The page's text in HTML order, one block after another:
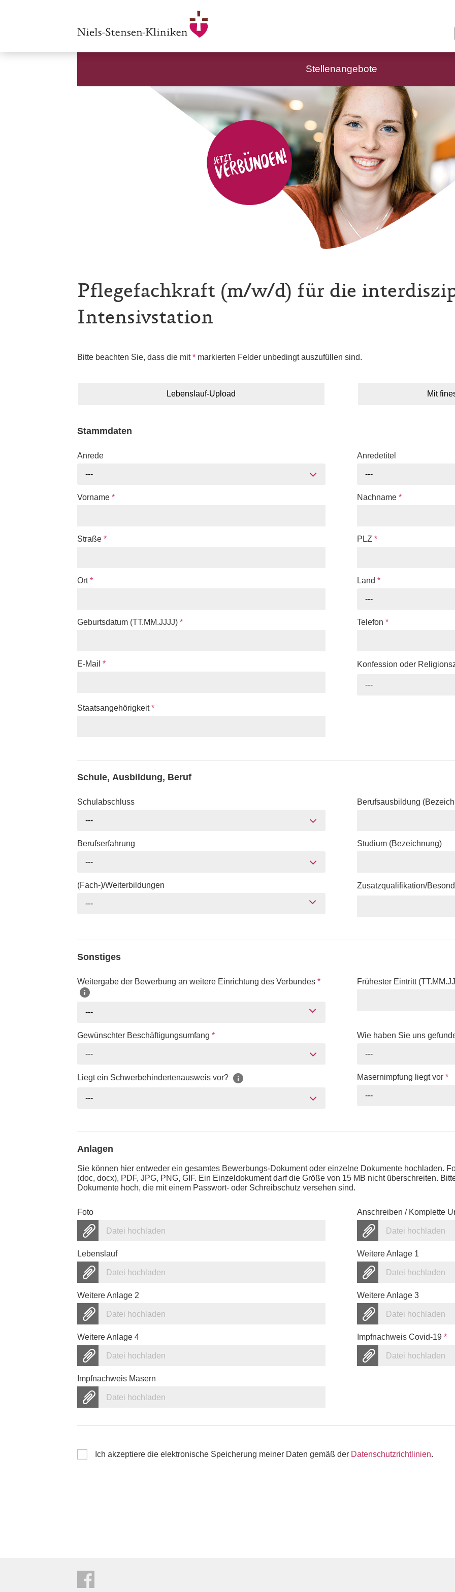
Stellenangebote
Pflegefachkraft (m/w/d) für die
Intensivstation
Bitte beachten Sie, dass die mit* markierten Felder unbedingt auszufüllen sind.
Lebenslauf-Upload Mit
Stammdaten
Anrede
---
Anredetitel
---
Vorname * Nachname*
Straße * PLZ*
Ort* Land*
---
Geburtsdatum (TT.MM.JJJJ) * Telefon*
E-Mail * Konfession oder
---
Staatsangehörigkeit*
Schule, Ausbildung, Beruf
Schulabschluss
---
Berufsausbildung
Berufserfahrung
---
Studium (Bezeichnung)
(Fach-)/Weiterbildungen
---
Zusatzqualifikation/
Sonstiges
Weitergabe der Bewerbung an weitere Einrichtung des Verbundes *
---
Frühester Eintritt
Gewünschter Beschäftigungsumfang *
---
Wie haben Sie uns
---
Liegt ein Schwerbehindertenausweis vor?
---
Masernimpfung liegt vor*
---
Anlagen
Sie können hier entweder ein gesamtes Bewerbungs-Dokument oder einzelne Dokumente hochladen.
(doc, docx), PDF, JPG, PNG, GIF. Ein Einzeldokument darf die Größe von 15 MB nicht überschreiten.
Dokumente hoch, die mit einem Passwort- oder Schreibschutz versehen sind.
Foto
Datei hochladen
Anschreiben / Komplette
Datei hochladen
Lebenslauf
Datei hochladen
Weitere Anlage 1
Datei hochladen
Weitere Anlage 2
Datei hochladen
Weitere Anlage 3
Datei hochladen
Weitere Anlage 4
Datei hochladen
Impfnachweis Covid-19*
Datei hochladen
Impfnachweis Masern
Datei hochladen
Ich akzeptiere die elektronische Speicherung meiner Daten gemäß der Datenschutzrichtlinien.